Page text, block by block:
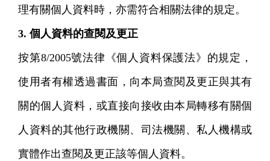
理有關個人資料時，亦需符合相關法律的規定。
3. 個人資料的查閱及更正
按第8/2005號法律《個人資料保護法》的規定，
使用者有權透過書面，向本局查閱及更正與其有
關的個人資料，或直接向接收由本局轉移有關個
人資料的其他行政機關、司法機關、私人機構或
實體作出查閱及更正該等個人資料。